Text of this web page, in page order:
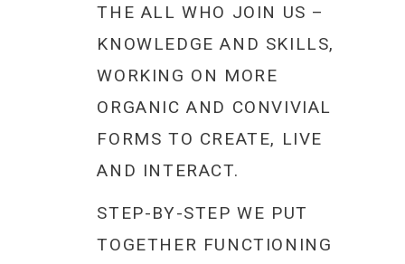
THE ALL WHO JOIN US –
KNOWLEDGE AND SKILLS,
WORKING ON MORE
ORGANIC AND CONVIVIAL
FORMS TO CREATE, LIVE
AND INTERACT.
STEP-BY-STEP WE PUT
TOGETHER FUNCTIONING